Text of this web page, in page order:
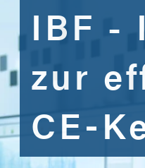
IBF -
zur